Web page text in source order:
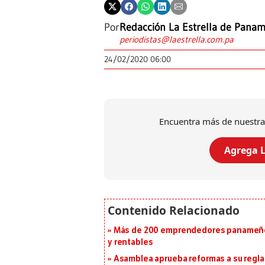
PorRedacción La Estrella de
periodistas@laestrella.com.pa
24/02/2020 06:00
Encuentra más de
Agrega
Más de 200 emprendedores
y rentables
Asamblea aprueba reformas a su